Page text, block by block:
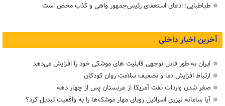
طباطبایی: ادعای استعفای رئیس‌جمهور واهی و کذب محض است
آخرین اخبار داخلی
ایران به طور قابل توجهی قابلیت های موشکی خود را افزایش می‌دهد
ارتباط افزایش دما و تضعیف سلامت روان کودکان
صفر شدن واردات نفت آمریکا از عربستان پس از چهار دهه
آیا سامانه لیزری اسرائیل رویای مهار موشک‌ها را به واقعیت تبدیل کرد؟